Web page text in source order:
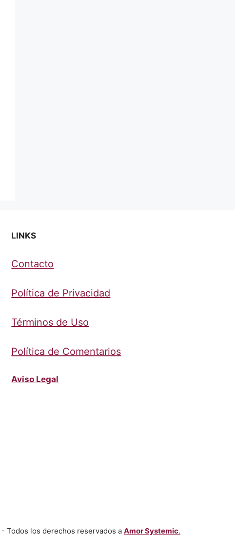
LINKS
Contacto
Política de Privacidad
Términos de Uso
Política de Comentarios
Aviso Legal
- Todos los derechos reservados a Amor Systemic.